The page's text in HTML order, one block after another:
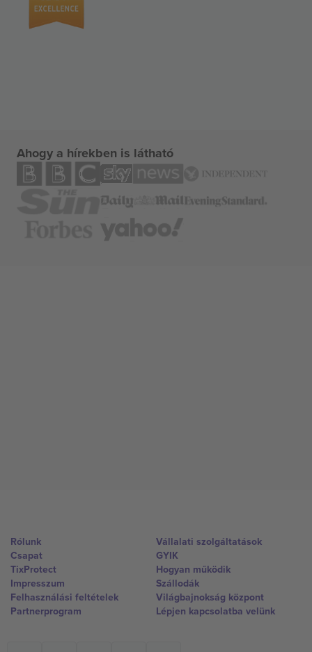
Ahogy a hírekben is látható
Rólunk
Csapat
TixProtect
Impresszum
Felhasználási feltételek
Partnerprogram
Vállalati szolgáltatások
GYIK
Hogyan működik
Szállodák
Világbajnokság központ
Lépjen kapcsolatba velünk